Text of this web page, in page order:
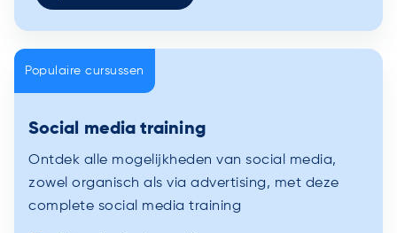
Populaire cursussen
Social media training
Ontdek alle mogelijkheden van social media,
zowel organisch als via advertising, met deze
complete social media training